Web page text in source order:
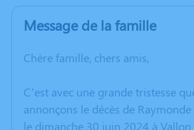
Message de la famille
Chère famille, chers amis,
C’est avec une grande tristesse
annonçons le décès de
le dimanche 30 juin 2024 à Vallon